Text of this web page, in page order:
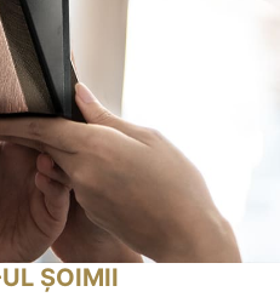
ȘOIMII